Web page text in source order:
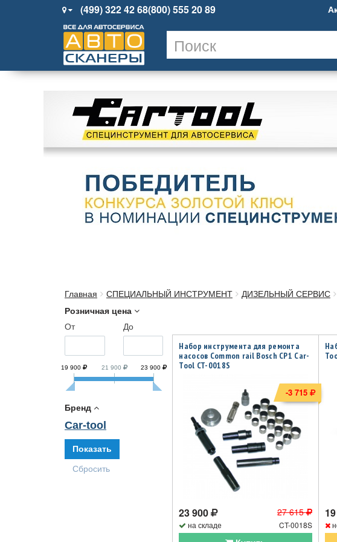
(499) 322 42 68(800) 555 20 89
Главная СПЕЦИАЛЬНЫЙ ИНСТРУМЕНТ ДИЗЕЛЬНЫЙ СЕРВИС
Розничная цена
От
До
19 900 21 900 23 900
Бренд
Car-tool
Набор инструментa для ремонта
насосов Common rail Bosch CP1 Car-
Tool CT-0018S
27 615
23 900
на складе CT-0018S
-3 715